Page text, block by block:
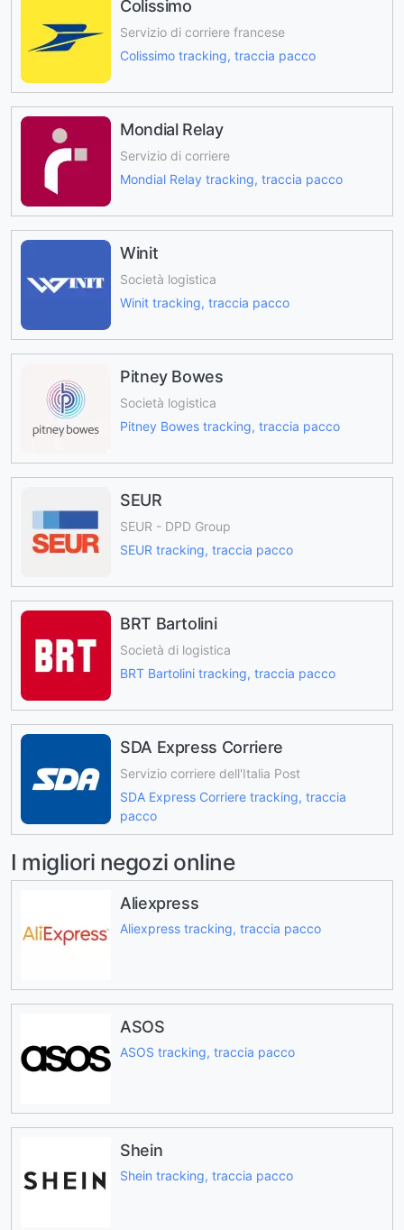
Colissimo
Servizio di corriere francese
Colissimo tracking, traccia pacco
Mondial Relay
Servizio di corriere
Mondial Relay tracking, traccia pacco
Winit
Società logistica
Winit tracking, traccia pacco
Pitney Bowes
Società logistica
Pitney Bowes tracking, traccia pacco
SEUR
SEUR - DPD Group
SEUR tracking, traccia pacco
BRT Bartolini
Società di logistica
BRT Bartolini tracking, traccia pacco
SDA Express Corriere
Servizio corriere dell'Italia Post
SDA Express Corriere tracking, traccia
pacco
I migliori negozi online
Aliexpress
Aliexpress tracking, traccia pacco
ASOS
ASOS tracking, traccia pacco
Shein
Shein tracking, traccia pacco